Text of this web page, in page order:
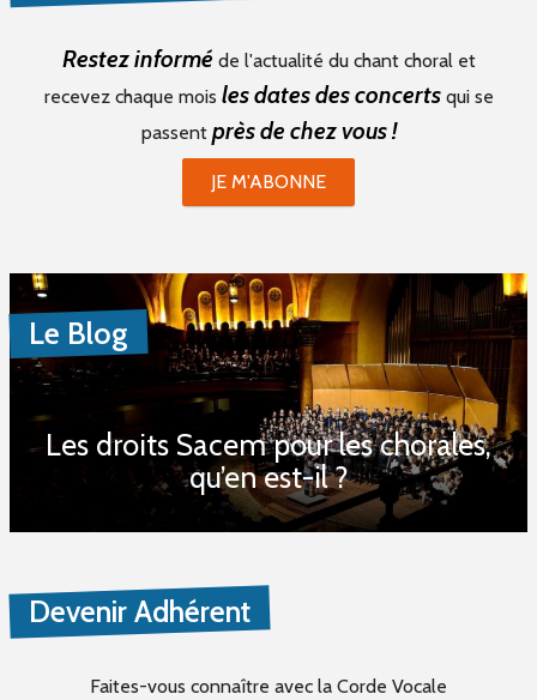
Restez informé de l'actualité du chant choral et
recevez chaque mois les dates des concertsqui se
passent près de chez vous !
JE M'ABONNE
Le Blog
Les droits Sacem pour les chorales,
qu’en est-il ?
Devenir Adhérent
Faites-vous connaître avec la Corde Vocale